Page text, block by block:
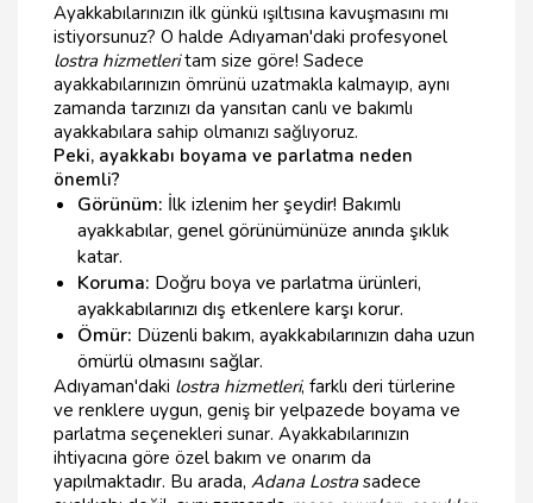
Ayakkabılarınızın ilk günkü ışıltısına kavuşmasını mı
istiyorsunuz? O halde Adıyaman'daki profesyonel
lostra hizmetleritam size göre! Sadece
ayakkabılarınızın ömrünü uzatmakla kalmayıp, aynı
zamanda tarzınızı da yansıtan canlı ve bakımlı
ayakkabılara sahip olmanızı sağlıyoruz.
Peki, ayakkabı boyama ve parlatma neden
önemli?
Görünüm: İlk izlenim her şeydir! Bakımlı
ayakkabılar, genel görünümünüze anında şıklık
katar.
Koruma: Doğru boya ve parlatma ürünleri,
ayakkabılarınızı dış etkenlere karşı korur.
Ömür: Düzenli bakım, ayakkabılarınızın daha uzun
ömürlü olmasını sağlar.
Adıyaman'daki lostra hizmetleri, farklı deri türlerine
ve renklere uygun, geniş bir yelpazede boyama ve
parlatma seçenekleri sunar. Ayakkabılarınızın
ihtiyacına göre özel bakım ve onarım da
yapılmaktadır. Bu arada, Adana Lostrasadece